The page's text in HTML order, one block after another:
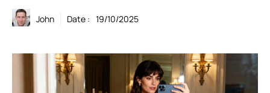
John Date : 19/10/2025